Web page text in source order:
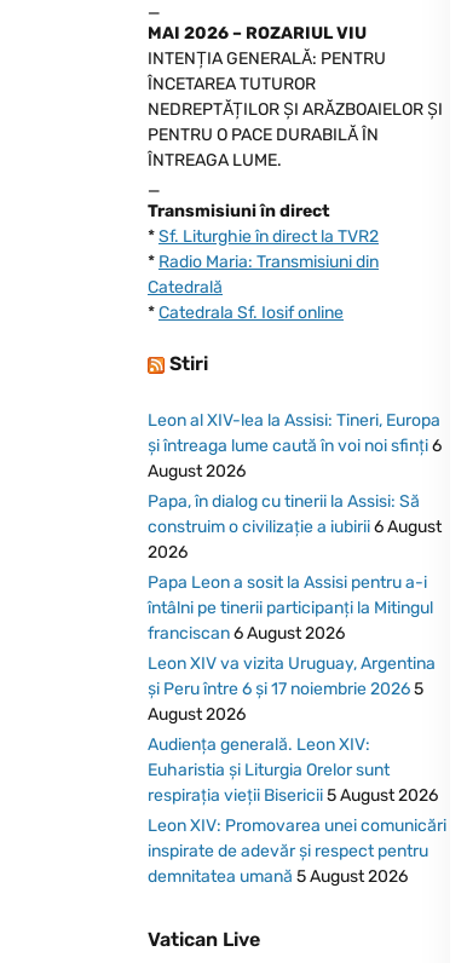
_
MAI 2026 – ROZARIUL VIU
INTENȚIA GENERALĂ: PENTRU
ÎNCETAREA TUTUROR
NEDREPTĂȚILOR ȘI ARĂZBOAIELOR ȘI
PENTRU O PACE DURABILĂ ÎN
ÎNTREAGA LUME.
_
Transmisiuni în direct
*Sf. Liturghie în direct la TVR2
* Radio Maria: Transmisiuni din
Catedrală
*Catedrala Sf. Iosif online
Stiri
Leon al XIV-lea la Assisi: Tineri, Europa
și întreaga lume caută în voi noi sfinți6
August 2026
Papa, în dialog cu tinerii la Assisi: Să
construim o civilizație a iubirii6 August
2026
Papa Leon a sosit la Assisi pentru a-i
întâlni pe tinerii participanți la Mitingul
franciscan6 August 2026
Leon XIV va vizita Uruguay, Argentina
și Peru între 6 și 17 noiembrie 20265
August 2026
Audiența generală. Leon XIV:
Euharistia și Liturgia Orelor sunt
respirația vieții Bisericii5 August 2026
Leon XIV: Promovarea unei comunicări
inspirate de adevăr și respect pentru
demnitatea umană 5 August 2026
Vatican Live